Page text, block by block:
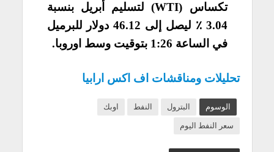
تكساس (WTI) لتسليم أبريل بنسبة
3.04 ٪ ليصل إلى 46.12 دولار للبرميل
في الساعة 1:26 بتوقيت وسط اوروبا.
تحليلات ومناقشات اف اكس ارابيا
الوسوم البترول النفط
اوبك
سعر النفط اليوم